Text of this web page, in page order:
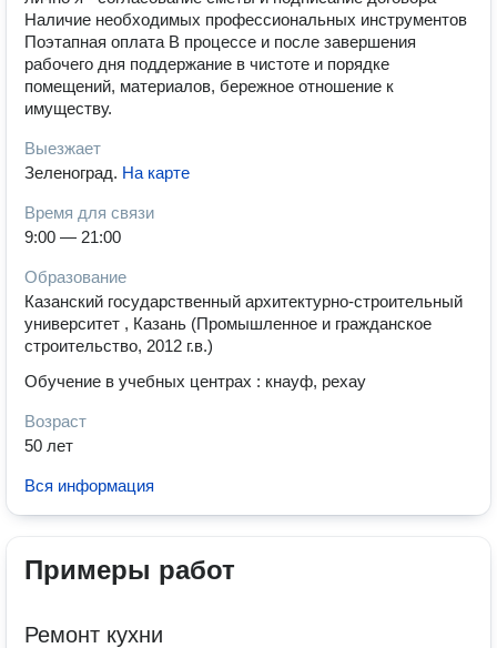
Наличие необходимых профессиональных инструментов
Поэтапная оплата В процессе и после завершения
рабочего дня поддержание в чистоте и порядке
помещений, материалов, бережное отношение к
имуществу.
Выезжает
Зеленоград. На карте
Время для связи
9:00 — 21:00
Образование
Казанский государственный архитектурно-строительный
университет , Казань (Промышленное и гражданское
строительство, 2012 г.в.)
Обучение в учебных центрах : кнауф, рехау
Возраст
50 лет
Вся информация
Примеры работ
Ремонт кухни